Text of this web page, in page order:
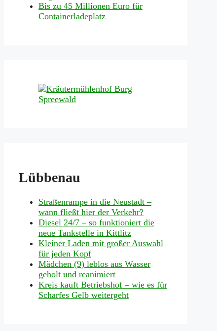
Bis zu 45 Millionen Euro für
Containerladeplatz
Lübbenau
Straßenrampe in die Neustadt –
wann fließt hier der Verkehr?
Diesel 24/7 – so funktioniert die
neue Tankstelle in Kittlitz
Kleiner Laden mit großer Auswahl
für jeden Kopf
Mädchen (9) leblos aus Wasser
geholt und reanimiert
Kreis kauft Betriebshof – wie es für
Scharfes Gelb weitergeht